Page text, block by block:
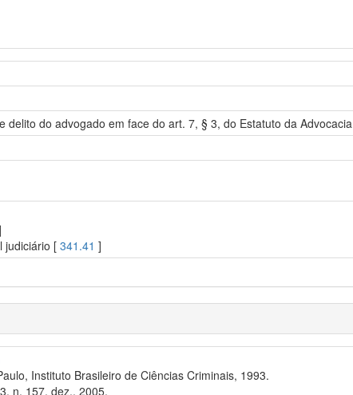
delito do advogado em face do art. 7, § 3, do Estatuto da Advocacia
judiciário [341.41 ]
Instituto Brasileiro de Ciências Criminais, 1993.
n. 157, dez., 2005.